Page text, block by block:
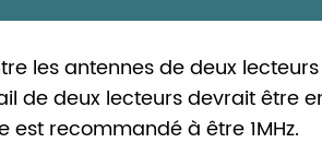
les antennes de deux
de deux lecteurs devrait être
est recommandé à être 1MHz.